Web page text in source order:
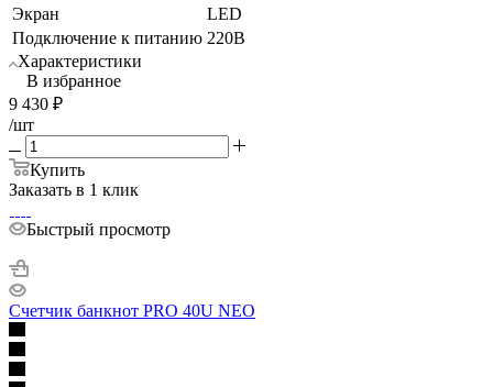
Экран
LED
Подключение к питанию 220В
Характеристики
В избранное
9 430 ₽
/шт
Купить
Заказать в 1 клик
Быстрый просмотр
Счетчик банкнот PRO 40U NEO